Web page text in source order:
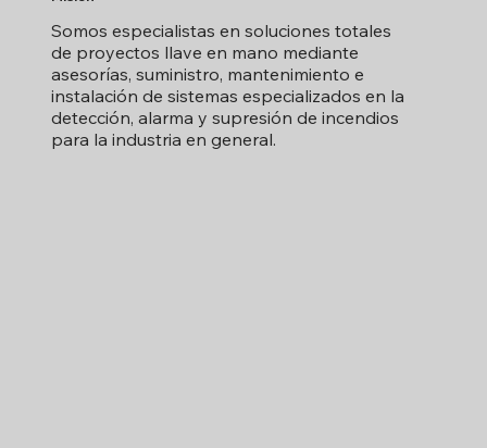
Somos especialistas en soluciones totales
de proyectos llave en mano mediante
asesorías, suministro, mantenimiento e
instalación de sistemas especializados en la
detección, alarma y supresión de incendios
para la industria en general.